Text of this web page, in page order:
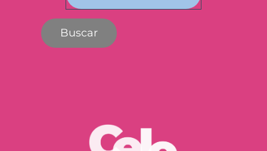
Buscar